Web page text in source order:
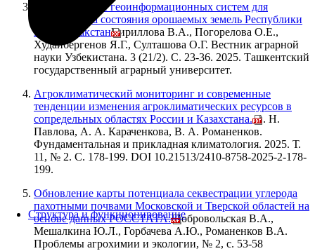
Структура и функционирование
Использование геоинформационных систем для
мониторинга состояния орошаемых земель Республики
КаракалпакстанКириллова В.А., Погорелова О.Е.,
Худайбергенов Я.Г., Султашова О.Г. Вестник аграрной
науки Узбекистана. 3 (21/2). С. 23-36. 2025. Ташкентский
государственный аграрный университет.
Агроклиматический мониторинг и современные
тенденции изменения агроклиматических ресурсов в
сопредельных областях России и Казахстана.В. Н.
Павлова, А. А. Караченкова, В. А. Романенков.
Фундаментальная и прикладная климатология. 2025. Т.
11, № 2. С. 178-199. DOI 10.21513/2410-8758-2025-2-178-
199.
Обновление карты потенциала секвестрации углерода
пахотными почвами Московской и Тверской областей на
основе данных РОССТАТА.Добровольская В.А.,
Мешалкина Ю.Л., Горбачева А.Ю., Романенков В.А.
Проблемы агрохимии и экологии, № 2, с. 53-58